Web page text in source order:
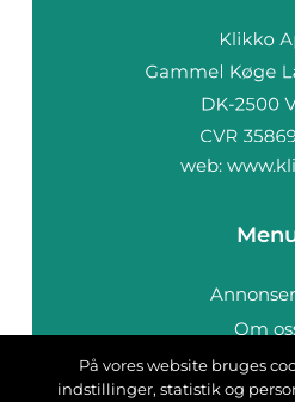
web:
Om
Kontakta
På vores website bruges
indstillinger, statistik og